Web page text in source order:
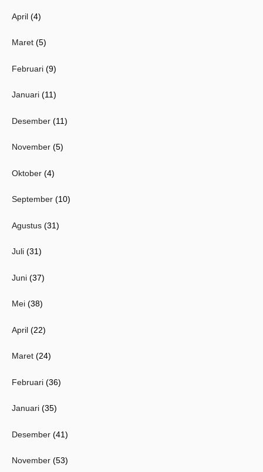
April (4)
Maret (5)
Februari (9)
Januari (11)
Desember (11)
November (5)
Oktober (4)
September (10)
Agustus (31)
Juli (31)
Juni (37)
Mei (38)
April (22)
Maret (24)
Februari (36)
Januari (35)
Desember (41)
November (53)